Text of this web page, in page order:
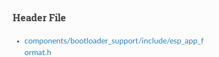
Header File
components/bootloader_support/include/esp_app_f
ormat.h